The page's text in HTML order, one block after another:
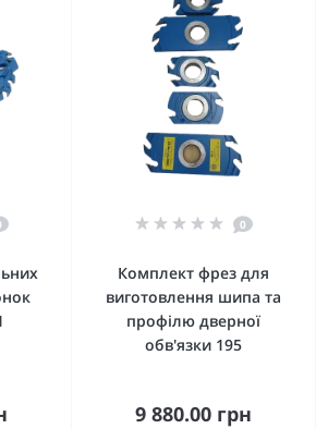
0
Комплект фрез для
виготовлення шипа та
профілю дверної
обв'язки 195
9 880.00 грн